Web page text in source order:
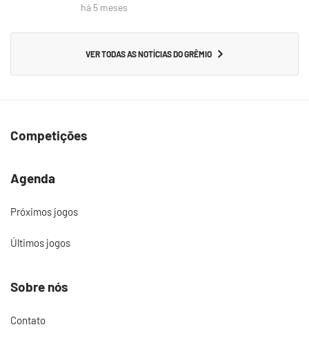
há 5 meses
VER TODAS AS NOTÍCIAS DO GRÊMIO
Competições
Agenda
Próximos jogos
Últimos jogos
Sobre nós
Contato